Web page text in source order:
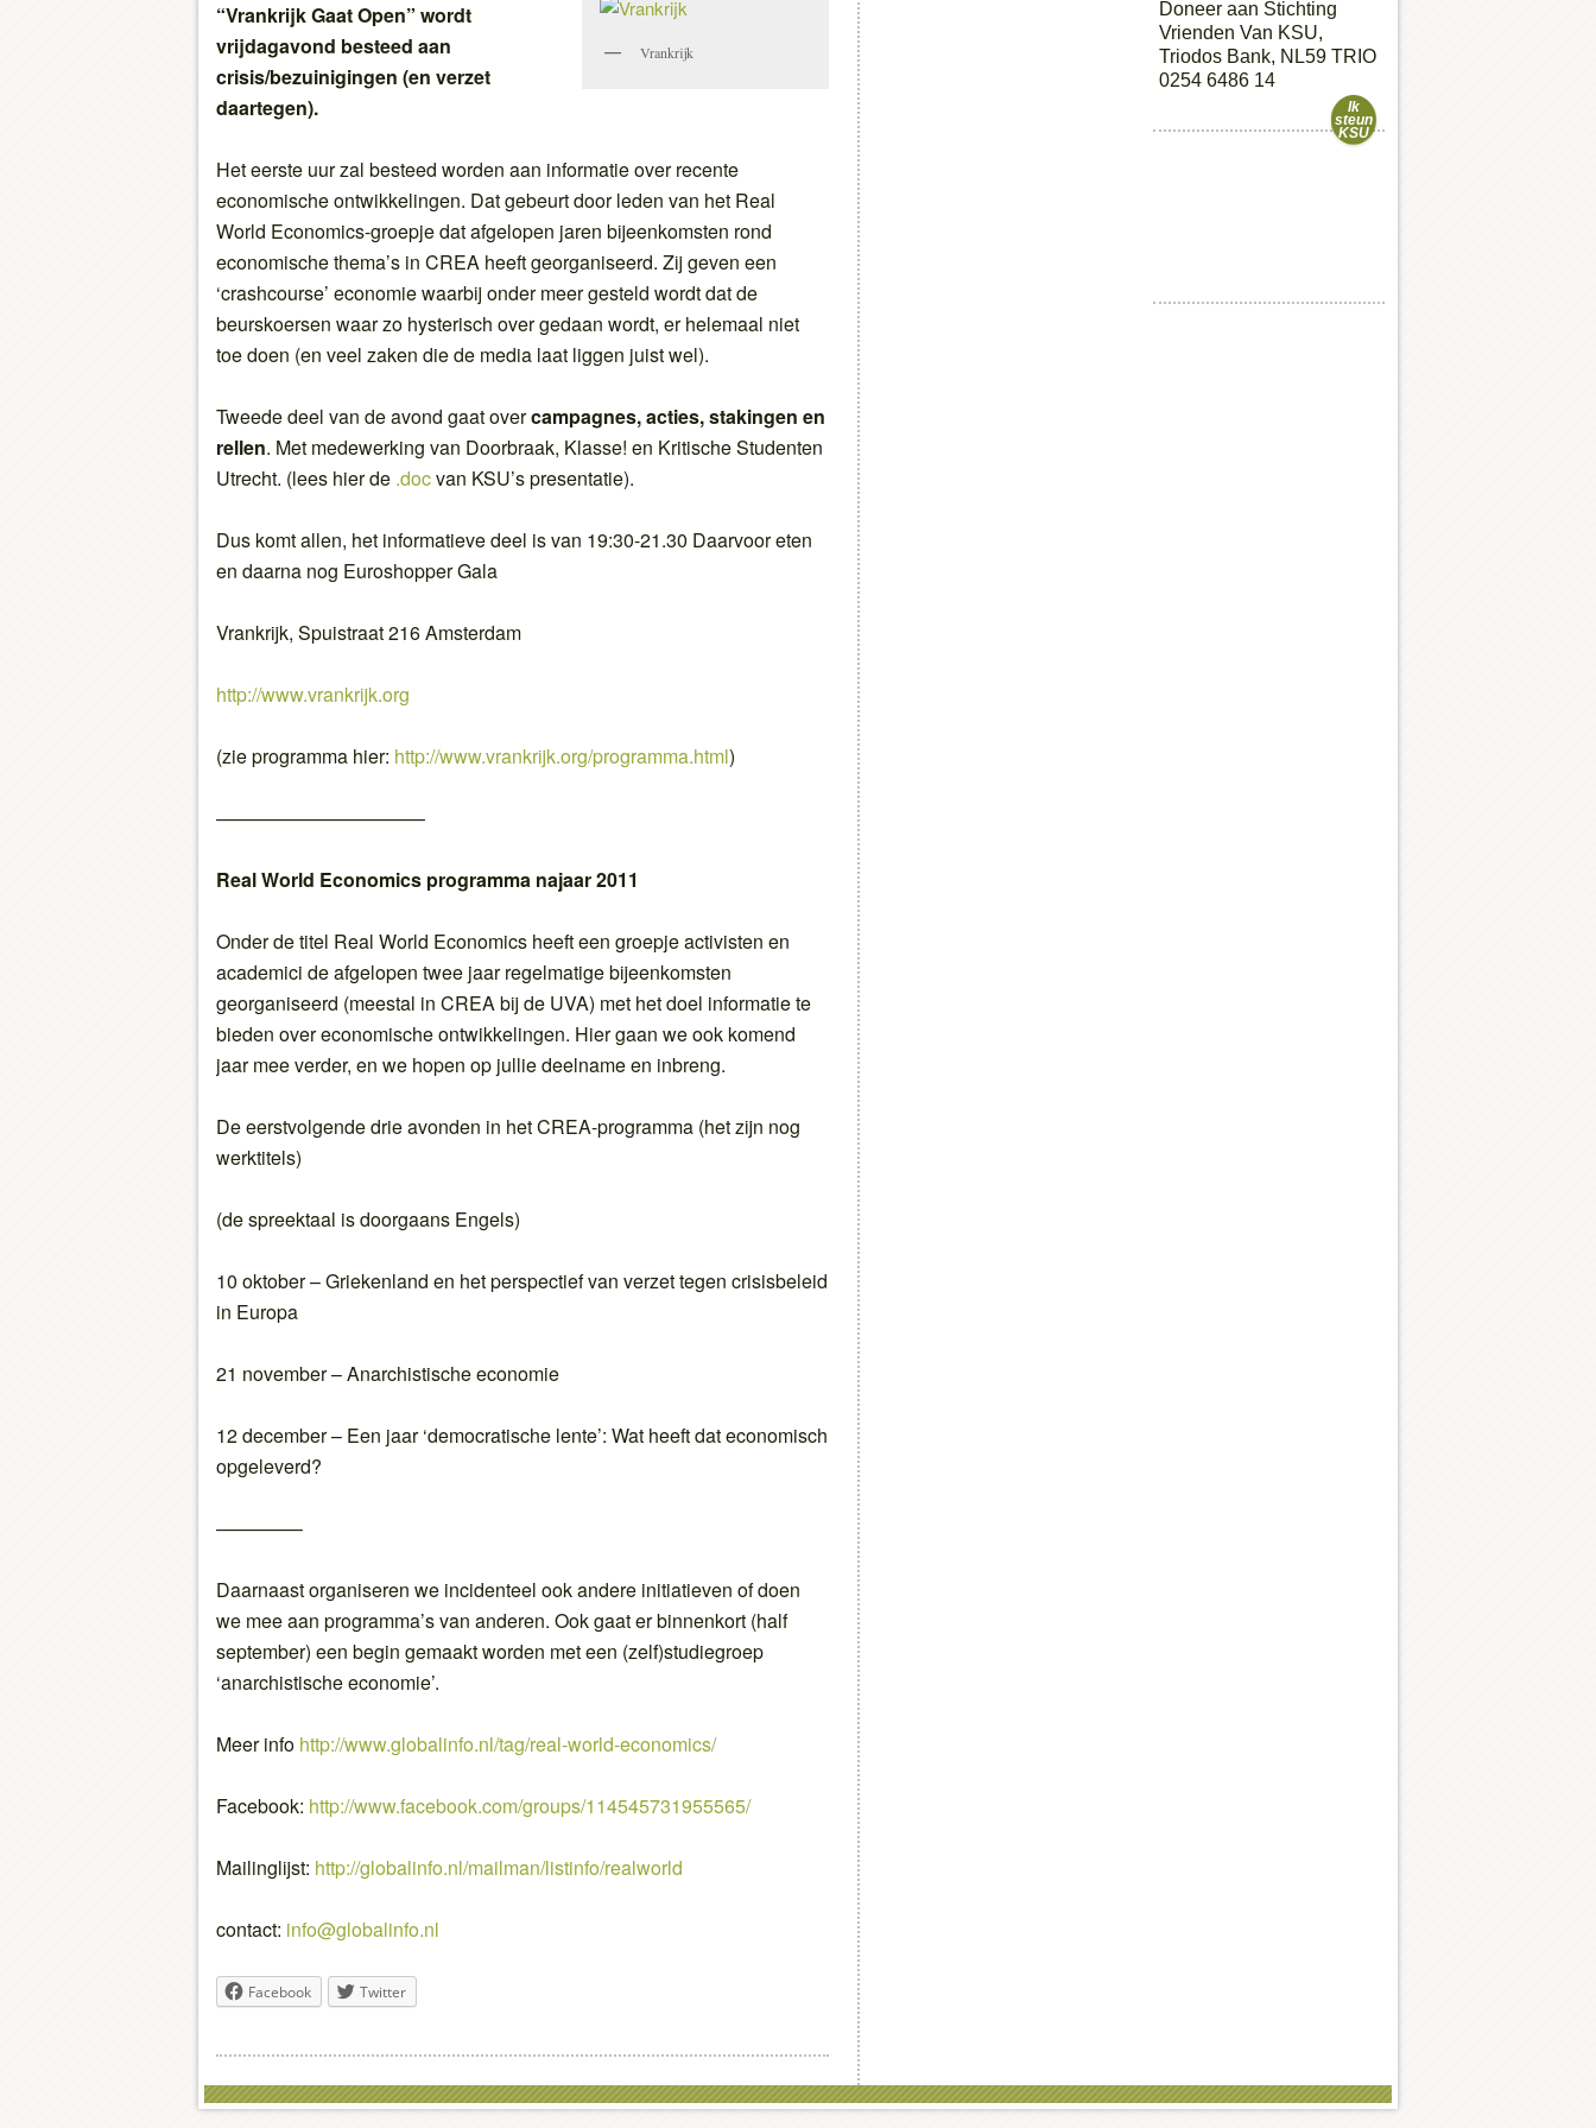
Vrankrijk
“Vrankrijk Gaat Open” wordt
vrijdagavond besteed aan
crisis/bezuinigingen (en verzet
daartegen).
Het eerste uur zal besteed worden aan informatie over recente
economische ontwikkelingen. Dat gebeurt door leden van het Real
World Economics-groepje dat afgelopen jaren bijeenkomsten rond
economische thema’s in CREA heeft georganiseerd. Zij geven een
‘crashcourse’ economie waarbij onder meer gesteld wordt dat de
beurskoersen waar zo hysterisch over gedaan wordt, er helemaal niet
toe doen (en veel zaken die de media laat liggen juist wel).
Tweede deel van de avond gaat overcampagnes, acties, stakingen en
rellen. Met medewerking van Doorbraak, Klasse! en Kritische Studenten
Utrecht. (lees hier de .docvan KSU’s presentatie).
Dus komt allen, het informatieve deel is van 19:30-21.30 Daarvoor eten
en daarna nog Euroshopper Gala
Vrankrijk, Spuistraat 216 Amsterdam
http://www.vrankrijk.org
(zie programma hier: http://www.vrankrijk.org/programma.html)
———————————
Real World Economics programma najaar 2011
Onder de titel Real World Economics heeft een groepje activisten en
academici de afgelopen twee jaar regelmatige bijeenkomsten
georganiseerd (meestal in CREA bij de UVA) met het doel informatie te
bieden over economische ontwikkelingen. Hier gaan we ook komend
jaar mee verder, en we hopen op jullie deelname en inbreng.
De eerstvolgende drie avonden in het CREA-programma (het zijn nog
werktitels)
(de spreektaal is doorgaans Engels)
10 oktober – Griekenland en het perspectief van verzet tegen crisisbeleid
in Europa
21 november – Anarchistische economie
12 december – Een jaar ‘democratische lente’: Wat heeft dat economisch
opgeleverd?
————–
Daarnaast organiseren we incidenteel ook andere initiatieven of doen
we mee aan programma’s van anderen. Ook gaat er binnenkort (half
september) een begin gemaakt worden met een (zelf)studiegroep
‘anarchistische economie’.
Meer info http://www.globalinfo.nl/tag/real-world-economics/
Facebook: http://www.facebook.com/groups/114545731955565/
Mailinglijst: http://globalinfo.nl/mailman/listinfo/realworld
contact: info@globalinfo.nl
Facebook Twitter
Doneer aan Stichting
Vrienden Van KSU,
Triodos Bank, NL59 TRIO
0254 6486 14
Ik
steun
KSU